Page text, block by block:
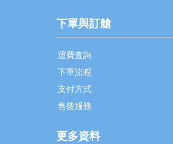
下單與訂艙
運費査詢
下單流程
支付方式
售後服務
更多資料